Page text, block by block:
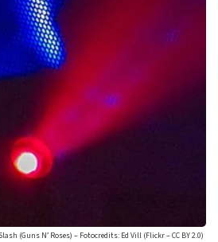
(Guns N’ Roses) – Fotocredits: Ed Vill (Flickr – CC BY 2.0)